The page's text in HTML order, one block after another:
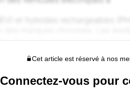
Cet article est réservé à nos
Connectez-vous pour